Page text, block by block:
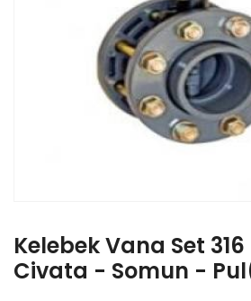
Kelebek Vana Set
Civata - Somun -